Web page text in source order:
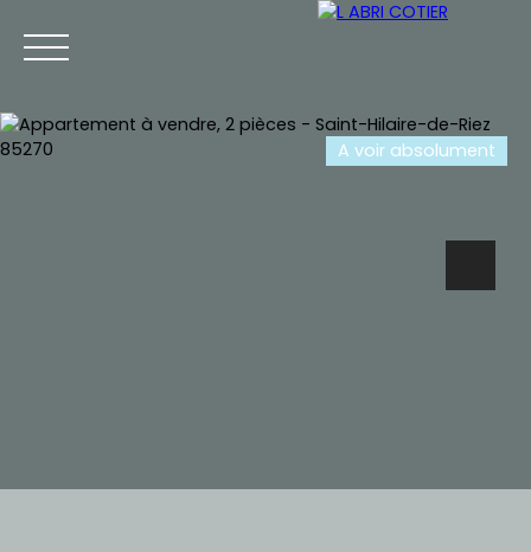
A voir absolument